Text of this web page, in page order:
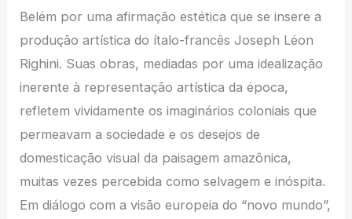
Belém por uma afirmação estética que se insere a
produção artística do ítalo-francês Joseph Léon
Righini. Suas obras, mediadas por uma idealização
inerente à representação artística da época,
refletem vividamente os imaginários coloniais que
permeavam a sociedade e os desejos de
domesticação visual da paisagem amazônica,
muitas vezes percebida como selvagem e inóspita.
Em diálogo com a visão europeia do “novo mundo”,